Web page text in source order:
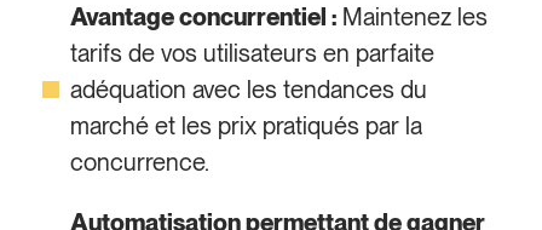
Avantage concurrentiel :Maintenez les
tarifs de vos utilisateurs en parfaite
adéquation avec les tendances du
marché et les prix pratiqués par la
concurrence.
Automatisation permettant de gagner